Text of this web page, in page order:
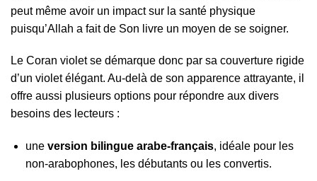
peut même avoir un impact sur la santé physique
puisqu’Allah a fait de Son livre un moyen de se soigner.
Le Coran violet se démarque donc par sa couverture rigide
d’un violet élégant. Au-delà de son apparence attrayante, il
offre aussi plusieurs options pour répondre aux divers
besoins des lecteurs :
une version bilingue arabe-français, idéale pour les
non-arabophones, les débutants ou les convertis.